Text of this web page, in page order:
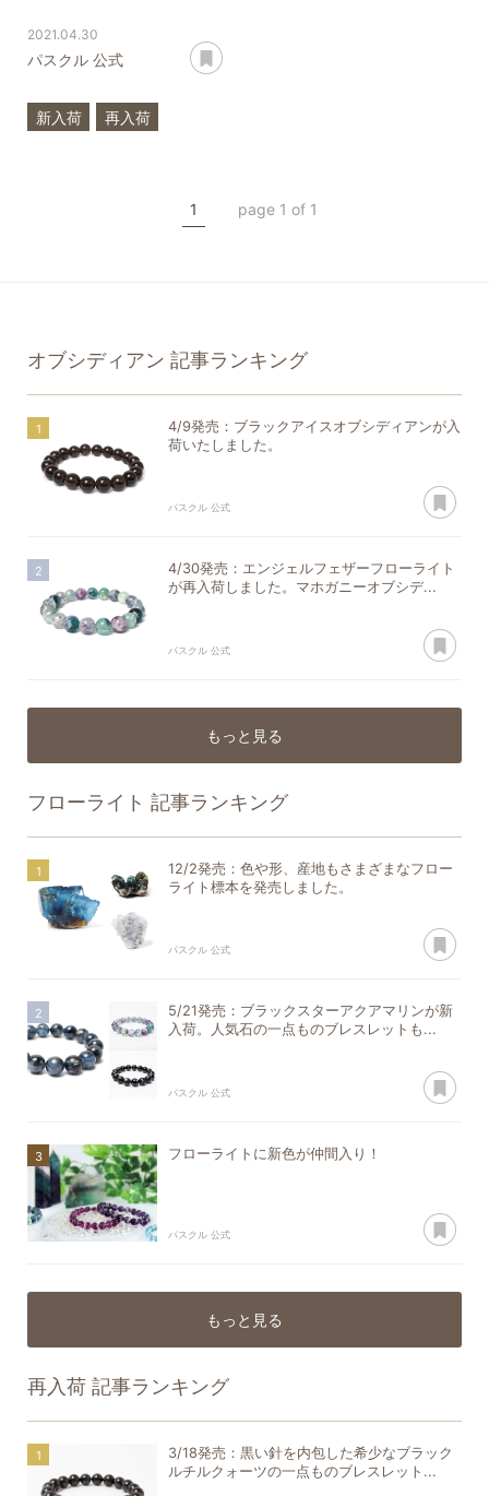
2021.04.30
パスクル 公式
新入荷
再入荷
1 page 1 of 1
オブシディアン 記事ランキング
4/9発売：ブラックアイスオブシディアンが入
荷いたしました。
パスクル 公式
4/30発売：エンジェルフェザーフローライト
が再入荷しました。マホガニーオブシデ...
パスクル 公式
もっと見る
フローライト 記事ランキング
12/2発売：色や形、産地もさまざまなフロー
ライト標本を発売しました。
パスクル 公式
5/21発売：ブラックスターアクアマリンが新
入荷。人気石の一点ものブレスレットも...
パスクル 公式
フローライトに新色が仲間入り！
パスクル 公式
もっと見る
再入荷 記事ランキング
3/18発売：黒い針を内包した希少なブラック
ルチルクォーツの一点ものブレスレット...